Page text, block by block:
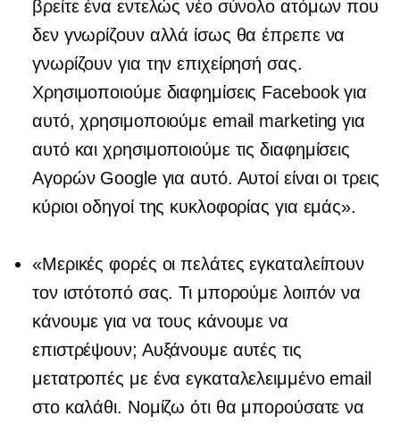
βρείτε ένα εντελώς νέο σύνολο ατόμων που
δεν γνωρίζουν αλλά ίσως θα έπρεπε να
γνωρίζουν για την επιχείρησή σας.
Χρησιμοποιούμε διαφημίσεις Facebook για
αυτό, χρησιμοποιούμε email marketing για
αυτό και χρησιμοποιούμε τις διαφημίσεις
Αγορών Google για αυτό. Αυτοί είναι οι τρεις
κύριοι οδηγοί της κυκλοφορίας για εμάς».
«Μερικές φορές οι πελάτες εγκαταλείπουν
τον ιστότοπό σας. Τι μπορούμε λοιπόν να
κάνουμε για να τους κάνουμε να
επιστρέψουν; Αυξάνουμε αυτές τις
μετατροπές με ένα εγκαταλελειμμένο email
στο καλάθι. Νομίζω ότι θα μπορούσατε να